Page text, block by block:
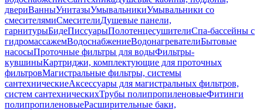
двериВанныУнитазыУмывальникиУмывальники со
смесителямиСмесителиДушевые панели,
гарнитурыБидеПиссуарыПолотенцесушителиСпа-бассейны с
гидромассажемВодоснабжениеВодонагревателиБытовые
насосыПроточные фильтры для водыФильтры-
кувшиныКартриджи, комплектующие для проточных
фильтровМагистральные фильтры, системы
сантехническиеАксессуары для магистральных фильтров,
систем сантехническихТрубы полипропиленовыеФитинги
полипропиленовыеРасширительные баки,